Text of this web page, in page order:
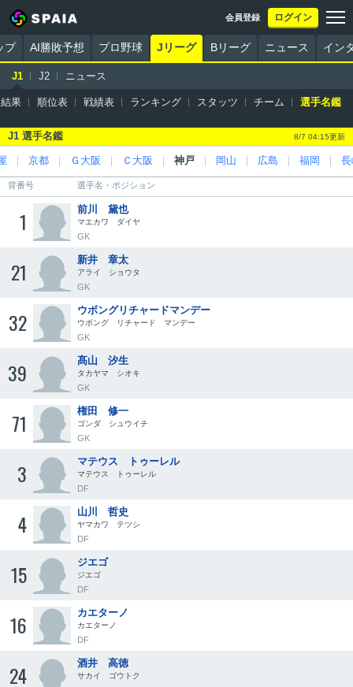
プ AI勝敗予想 プロ野球 Jリーグ Bリーグ ニュース イン
会員登録 ログイン
J1 J2 ニュース
果 順位表 戦績表 ランキング スタッツ チーム 選手名鑑
J1 選手名鑑 8/7 04:15更新
京都 Ｇ大阪 Ｃ大阪 神戸 岡山 広島 福岡
背番号 選手名・ポジション
1 前川 黛也
マエカワ ダイヤ
GK
21 新井 章太
アライ ショウタ
GK
32 ウボングリチャードマンデー
ウボング リチャード マンデー
GK
39 髙山 汐生
タカヤマ シオキ
GK
71 権田 修一
ゴンダ シュウイチ
GK
3 マテウス トゥーレル
マテウス トゥーレル
DF
4 山川 哲史
ヤマカワ テツシ
DF
15 ジエゴ
ジエゴ
DF
16 カエターノ
カエターノ
DF
24 酒井 高徳
サカイ ゴウトク